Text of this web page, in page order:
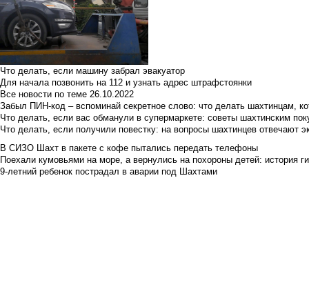
Что делать, если машину забрал эвакуатор
Для начала позвонить на 112 и узнать адрес штрафстоянки
Все новости по теме 26.10.2022
Забыл ПИН-код – вспоминай секретное слово: что делать шахтинцам,
Что делать, если вас обманули в супермаркете: советы шахтинским
Что делать, если получили повестку: на вопросы шахтинцев отвечают
В СИЗО Шахт в пакете с кофе пытались передать телефоны
Поехали кумовьями на море, а вернулись на похороны детей: история
9-летний ребенок пострадал в аварии под Шахтами